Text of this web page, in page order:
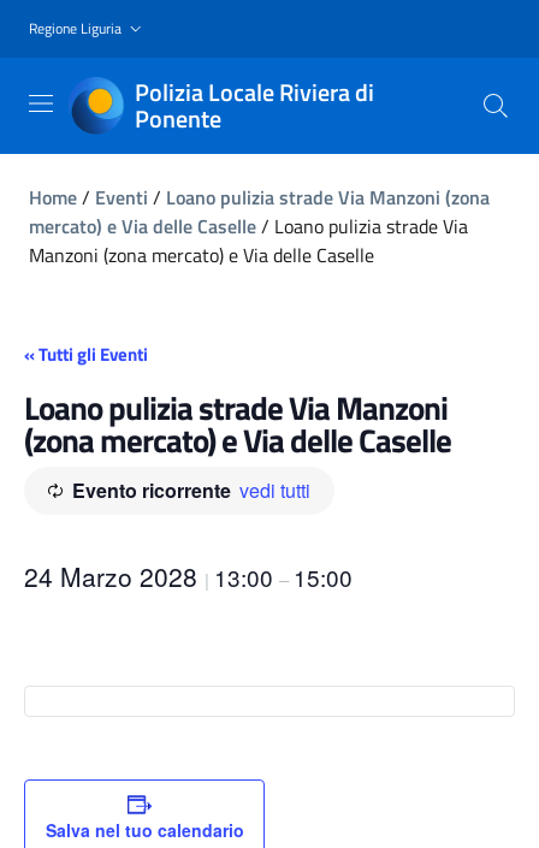
Regione Liguria
Polizia Locale Riviera di
Ponente
Home/ Eventi / Loano pulizia strade Via Manzoni (zona
mercato) e Via delle Caselle/ Loano pulizia strade Via
Manzoni (zona mercato) e Via delle Caselle
« Tutti gli Eventi
Loano pulizia strade Via Manzoni
(zona mercato) e Via delle Caselle
Evento ricorrente vedi tutti
24 Marzo 2028 | 13:00 – 15:00
Salva nel tuo calendario